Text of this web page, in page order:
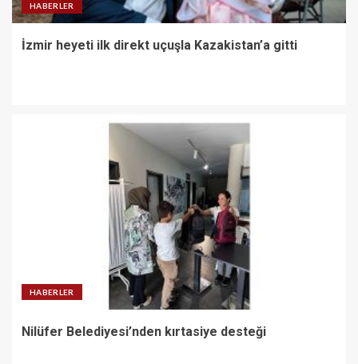
HABERLER
İzmir heyeti ilk direkt uçuşla Kazakistan’a gitti
HABERLER
Nilüfer Belediyesi’nden kırtasiye desteği